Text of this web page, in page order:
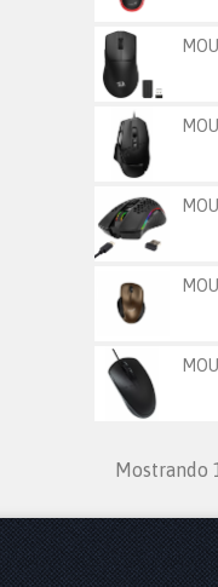
Mostrando